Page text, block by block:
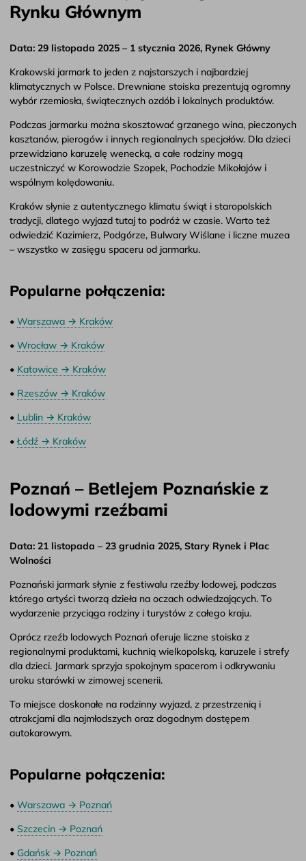
Rynku Głównym
Data: 29 listopada 2025 – 1 stycznia 2026, Rynek Główny
Krakowski jarmark to jeden z najstarszych i najbardziej
klimatycznych w Polsce. Drewniane stoiska prezentują ogromny
wybór rzemiosła, świątecznych ozdób i lokalnych produktów.
Podczas jarmarku można skosztować grzanego wina, pieczonych
kasztanów, pierogów i innych regionalnych specjałów. Dla dzieci
przewidziano karuzelę wenecką, a całe rodziny mogą
uczestniczyć w Korowodzie Szopek, Pochodzie Mikołajów i
wspólnym kolędowaniu.
Kraków słynie z autentycznego klimatu świąt i staropolskich
tradycji, dlatego wyjazd tutaj to podróż w czasie. Warto też
odwiedzić Kazimierz, Podgórze, Bulwary Wiślane i liczne muzea
– wszystko w zasięgu spaceru od jarmarku.
Popularne połączenia:
• Warszawa → Kraków
• Wrocław → Kraków
• Katowice → Kraków
• Rzeszów → Kraków
• Lublin → Kraków
• Łódź → Kraków
Poznań – Betlejem Poznańskie z
lodowymi rzeźbami
Data: 21 listopada – 23 grudnia 2025, Stary Rynek i Plac
Wolności
Poznański jarmark słynie z festiwalu rzeźby lodowej, podczas
którego artyści tworzą dzieła na oczach odwiedzających. To
wydarzenie przyciąga rodziny i turystów z całego kraju.
Oprócz rzeźb lodowych Poznań oferuje liczne stoiska z
regionalnymi produktami, kuchnią wielkopolską, karuzele i strefy
dla dzieci. Jarmark sprzyja spokojnym spacerom i odkrywaniu
uroku starówki w zimowej scenerii.
To miejsce doskonałe na rodzinny wyjazd, z przestrzenią i
atrakcjami dla najmłodszych oraz dogodnym dostępem
autokarowym.
Popularne połączenia:
• Warszawa → Poznań
• Szczecin → Poznań
• Gdańsk → Poznań